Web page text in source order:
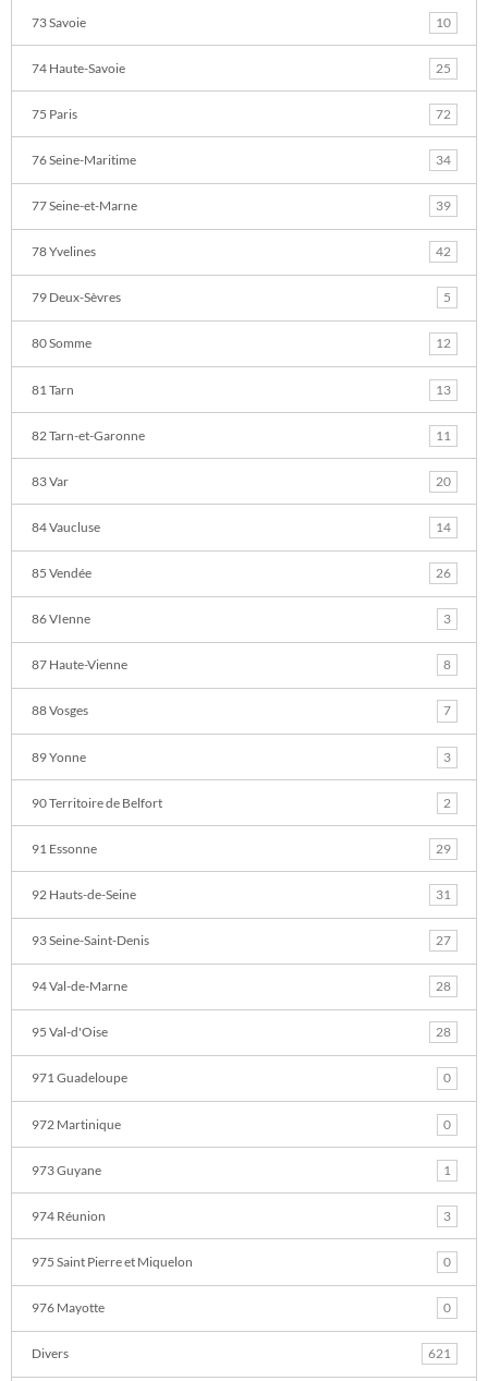
73 Savoie 10
74 Haute-Savoie 25
75 Paris 72
76 Seine-Maritime 34
77 Seine-et-Marne 39
78 Yvelines 42
79 Deux-Sèvres 5
80 Somme 12
81 Tarn 13
82 Tarn-et-Garonne 11
83 Var 20
84 Vaucluse 14
85 Vendée 26
86 VIenne 3
87 Haute-Vienne 8
88 Vosges 7
89 Yonne 3
90 Territoire de Belfort 2
91 Essonne 29
92 Hauts-de-Seine 31
93 Seine-Saint-Denis 27
94 Val-de-Marne 28
95 Val-d'Oise 28
971 Guadeloupe 0
972 Martinique 0
973 Guyane 1
974 Réunion 3
975 Saint Pierre et Miquelon 0
976 Mayotte 0
Divers 621